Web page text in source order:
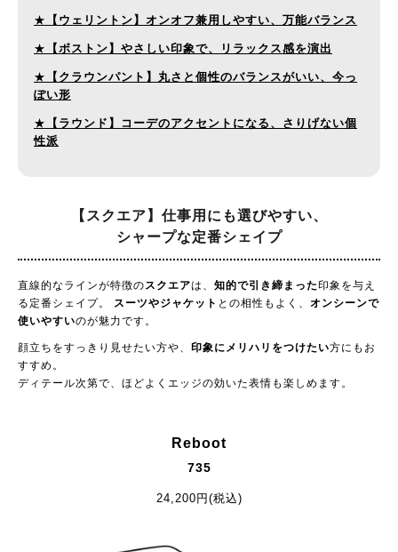
★ 【ウェリントン】オンオフ兼用しやすい、万能バランス
★ 【ボストン】やさしい印象で、リラックス感を演出
★
【クラウンパント】丸さと個性のバランスがいい、今っ
ぽい形
★
【ラウンド】コーデのアクセントになる、さりげない個
性派
【スクエア】仕事用にも選びやすい、
シャープな定番シェイプ
直線的なラインが特徴のスクエアは、 知的で引き締まった印象を与え
る定番シェイプ。 スーツやジャケット との相性もよく、 オンシーンで
使いやすいのが魅力です。
顔立ちをすっきり見せたい方や、 印象にメリハリをつけたい方にもお
すすめ。
ディテール次第で、ほどよくエッジの効いた表情も楽しめます。
Reboot
735
24,200円(税込)